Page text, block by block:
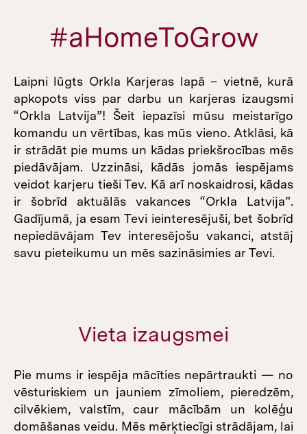
#aHomeToGrow
Laipni lūgts Orkla Karjeras lapā – vietnē, kurā
apkopots viss par darbu un karjeras izaugsmi
“Orkla Latvija”! Šeit iepazīsi mūsu meistarīgo
komandu un vērtības, kas mūs vieno. Atklāsi, kā
ir strādāt pie mums un kādas priekšrocības mēs
piedāvājam. Uzzināsi, kādās jomās iespējams
veidot karjeru tieši Tev. Kā arī noskaidrosi, kādas
ir šobrīd aktuālās vakances “Orkla Latvija”.
Gadījumā, ja esam Tevi ieinteresējuši, bet šobrīd
nepiedāvājam Tev interesējošu vakanci, atstāj
savu pieteikumu un mēs sazināsimies ar Tevi.
Vieta izaugsmei
Pie mums ir iespēja mācīties nepārtraukti — no
vēsturiskiem un jauniem zīmoliem, pieredzēm,
cilvēkiem, valstīm, caur mācībām un kolēģu
domāšanas veidu. Mēs mērķtiecīgi strādājam, lai